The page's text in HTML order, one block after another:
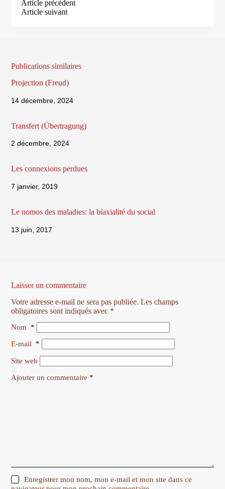
Article précédent
Article suivant
Publications similaires
Projection (Freud)
14 décembre, 2024
Transfert (Übertragung)
2 décembre, 2024
Les connexions perdues
7 janvier, 2019
Le nomos des maladies: la biaxialité du social
13 juin, 2017
Laisser un commentaire
Votre adresse e-mail ne sera pas publiée. Les champs
obligatoires sont indiqués avec *
Nom *
E-mail *
Site web
Ajouter un commentaire *
Enregistrer mon nom, mon e-mail et mon site dans ce